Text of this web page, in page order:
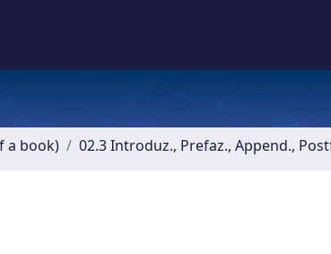
a book) 02.3 Introduz., Prefaz., Append.,